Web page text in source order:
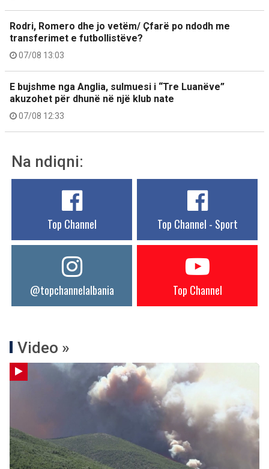
Rodri, Romero dhe jo vetëm/ Çfarë po ndodh me
transferimet e futbollistëve?
07/08 13:03
E bujshme nga Anglia, sulmuesi i “Tre Luanëve”
akuzohet për dhunë në një klub nate
07/08 12:33
Na ndiqni:
Top Channel Top Channel - Sport
@topchannelalbania Top Channel
Video »